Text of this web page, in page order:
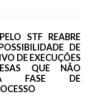
STF REABRE
DE
DE EXECUÇÕES
QUE NÃO
FASE DE